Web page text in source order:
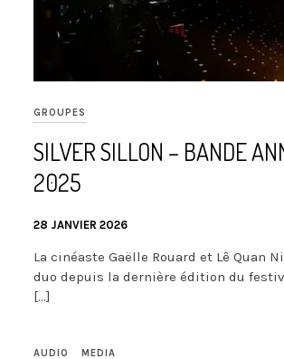
GROUPES
SILVER SILLON – BANDE
2025
28 JANVIER 2026
La cinéaste Gaëlle Rouard et Lê Quan
duo depuis la dernière édition du
[…]
AUDIO MEDIA